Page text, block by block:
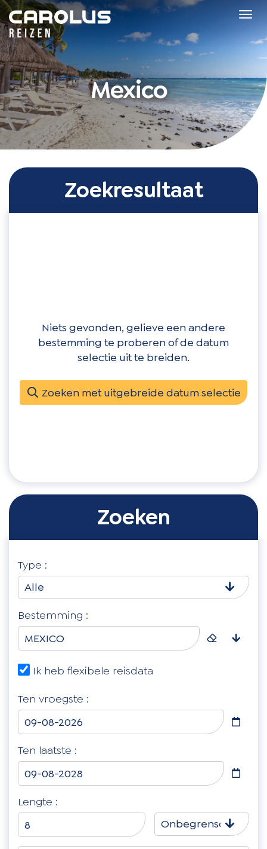
Home
Mexico
Zoekresultaat
Niets gevonden, gelieve een andere
bestemming te proberen of de datum
selectie uit te breiden.
Zoeken met uitgebreide datum selectie
Zoeken
Type :
Alle
Bestemming :
Ik heb flexibele reisdata
Ten vroegste :
Ten laatste :
Lengte :
Onbegrensd